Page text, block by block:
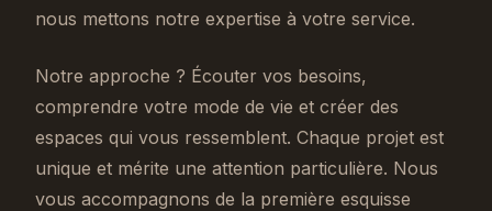
nous mettons notre expertise à votre service.
Notre approche ? Écouter vos besoins,
comprendre votre mode de vie et créer des
espaces qui vous ressemblent. Chaque projet est
unique et mérite une attention particulière. Nous
vous accompagnons de la première esquisse